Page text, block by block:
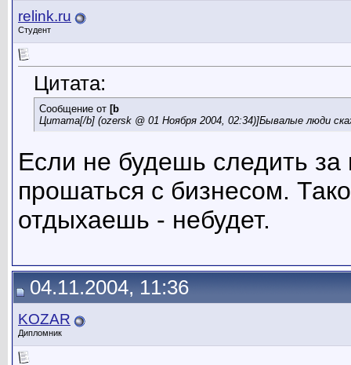
relink.ru
Студент
Цитата:
Сообщение от [b
Цитата[/b] (ozersk @ 01 Ноября 2004, 02:34)]Бывалые люди
Если не будешь следить
прошаться с бизнесом.
отдыхаешь - небудет.
04.11.2004, 11:36
KOZAR
Дипломник